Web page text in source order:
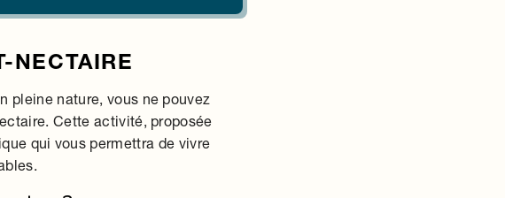
NECTAIRE
pleine nature, vous ne pouvez
Cette activité, proposée
qui vous permettra de vivre